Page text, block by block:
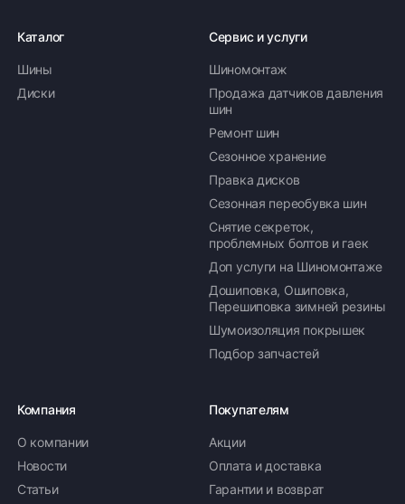
Оплата заказа
Возможна картой, наличными при получении,
также доступно оформление кредита и
формирование счёта для Юр.Лица
Каталог
Шины
Диски
Сервис и услуги
Шиномонтаж
Продажа датчиков давления
шин
Ремонт шин
Сезонное хранение
Правка дисков
Сезонная переобувка шин
Снятие секреток,
проблемных болтов и гаек
Доп услуги на Шиномонтаже
Дошиповка, Ошиповка,
Перешиповка зимней резины
Шумоизоляция покрышек
Подбор запчастей
Компания
О компании
Новости
Статьи
Покупателям
Акции
Оплата и доставка
Гарантии и возврат